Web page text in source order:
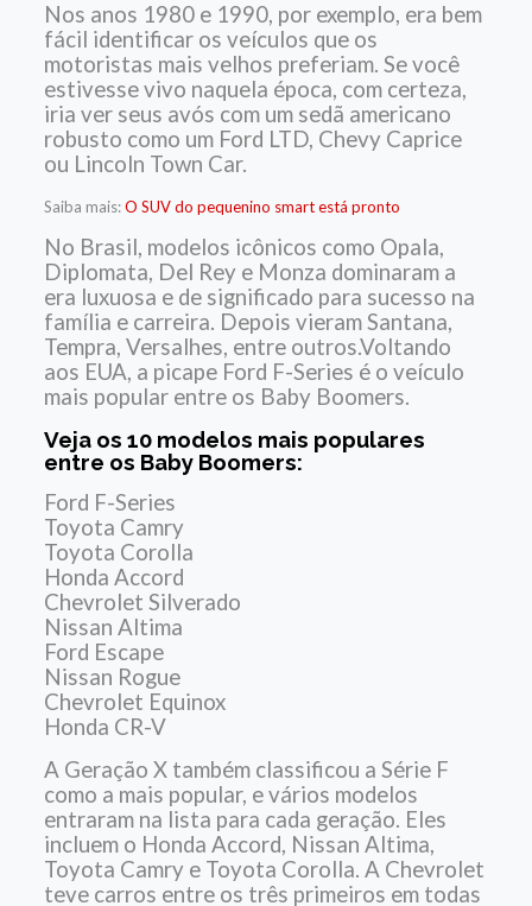
Nos anos 1980 e 1990, por exemplo, era bem
fácil identificar os veículos que os
motoristas mais velhos preferiam. Se você
estivesse vivo naquela época, com certeza,
iria ver seus avós com um sedã americano
robusto como um Ford LTD, Chevy Caprice
ou Lincoln Town Car.
Saiba mais:O SUV do pequenino smart está pronto
No Brasil, modelos icônicos como Opala,
Diplomata, Del Rey e Monza dominaram a
era luxuosa e de significado para sucesso na
família e carreira. Depois vieram Santana,
Tempra, Versalhes, entre outros.Voltando
aos EUA, a picape Ford F-Series é o veículo
mais popular entre os Baby Boomers.
Veja os 10 modelos mais populares
entre os Baby Boomers:
Ford F-Series
Toyota Camry
Toyota Corolla
Honda Accord
Chevrolet Silverado
Nissan Altima
Ford Escape
Nissan Rogue
Chevrolet Equinox
Honda CR-V
A Geração X também classificou a Série F
como a mais popular, e vários modelos
entraram na lista para cada geração. Eles
incluem o Honda Accord, Nissan Altima,
Toyota Camry e Toyota Corolla. A Chevrolet
teve carros entre os três primeiros em todas